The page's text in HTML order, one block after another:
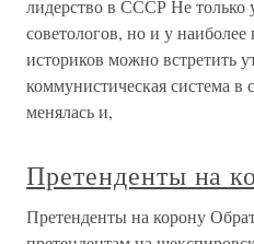
лидерство в СССР Не только
советологов, но и у
историков можно встретить
коммунистическая система в
менялась и,
Претенденты на
Претенденты на корону